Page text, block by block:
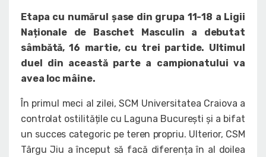
Etapa cu numărul șase din grupa 11-18 a Ligii
Naționale de Baschet Masculin a debutat
sâmbătă, 16 martie, cu trei partide. Ultimul
duel din această parte a campionatului va
avea loc mâine.
În primul meci al zilei, SCM Universitatea Craiova a
controlat ostilitățile cu Laguna București și a bifat
un succes categoric pe teren propriu. Ulterior, CSM
Târgu Jiu a început să facă diferența în al doilea